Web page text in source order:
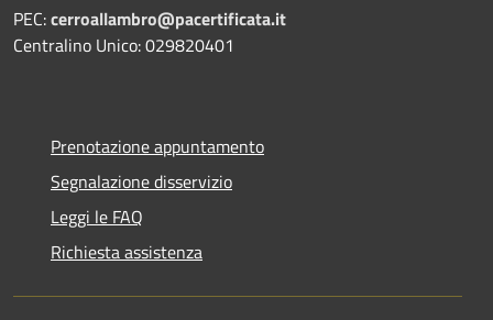
PEC:cerroallambro@pacertificata.it
Centralino Unico: 029820401
Prenotazione appuntamento
Segnalazione disservizio
Leggi le FAQ
Richiesta assistenza